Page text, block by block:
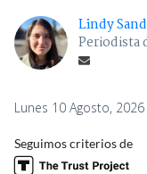
Lindy
Periodista
Lunes 10 Agosto,
Seguimos criterios de